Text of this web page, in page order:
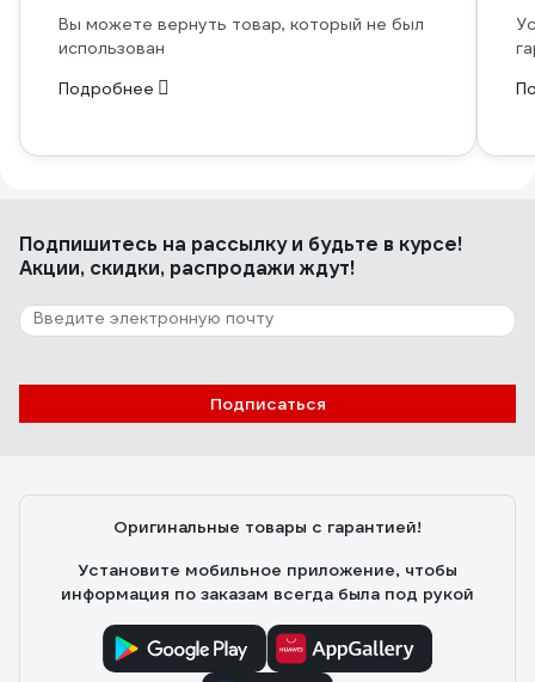
Вы можете вернуть товар, который не был
использован
Подробнее
Подпишитесь на рассылкуи будьте в курсе!
Акции, скидки, распродажи ждут!
Подписаться
Оригинальные товары с гарантией!
Установите мобильное приложение, чтобы
информация по заказам всегда была под рукой